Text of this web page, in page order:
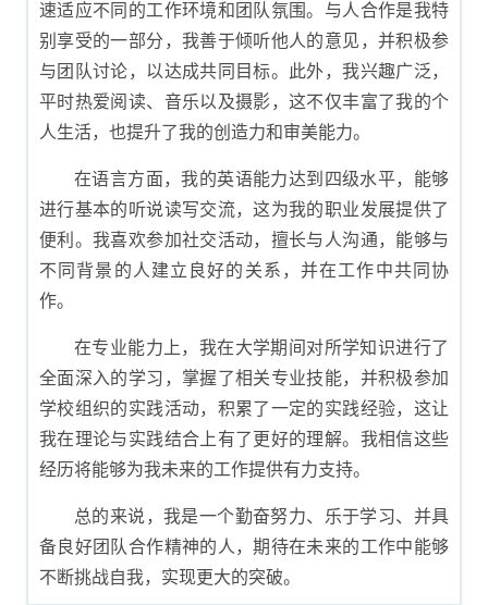
速适应不同的工作环境和团队氛围。与人合作是我特
别享受的一部分，我善于倾听他人的意见，并积极参
与团队讨论，以达成共同目标。此外，我兴趣广泛，
平时热爱阅读、音乐以及摄影，这不仅丰富了我的个
人生活，也提升了我的创造力和审美能力。
在语言方面，我的英语能力达到四级水平，能够
进行基本的听说读写交流，这为我的职业发展提供了
便利。我喜欢参加社交活动，擅长与人沟通，能够与
不同背景的人建立良好的关系，并在工作中共同协
作。
在专业能力上，我在大学期间对所学知识进行了
全面深入的学习，掌握了相关专业技能，并积极参加
学校组织的实践活动，积累了一定的实践经验，这让
我在理论与实践结合上有了更好的理解。我相信这些
经历将能够为我未来的工作提供有力支持。
总的来说，我是一个勤奋努力、乐于学习、并具
备良好团队合作精神的人，期待在未来的工作中能够
不断挑战自我，实现更大的突破。